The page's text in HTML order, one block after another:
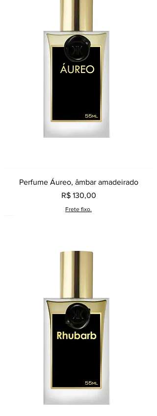
Perfume Áureo, âmbar amadeirado
Preço
R$ 130,00
Frete fixo.